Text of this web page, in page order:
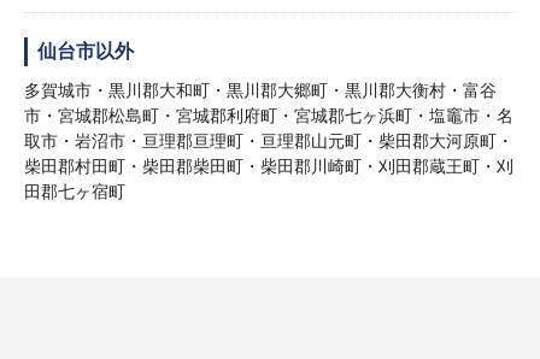
仙台市以外
多賀城市・黒川郡大和町・黒川郡大郷町・黒川郡大衡村・富谷
市・宮城郡松島町・宮城郡利府町・宮城郡七ヶ浜町・塩竈市・名
取市・岩沼市・亘理郡亘理町・亘理郡山元町・柴田郡大河原町・
柴田郡村田町・柴田郡柴田町・柴田郡川崎町・刈田郡蔵王町・刈
田郡七ヶ宿町